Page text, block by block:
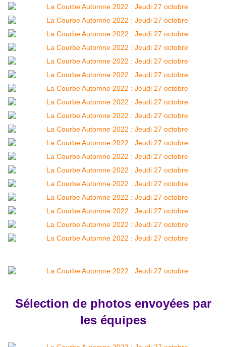
Sélection de photos envoyées par
les équipes